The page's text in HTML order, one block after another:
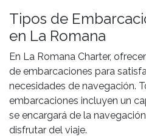
Tipos de
en La Romana
En La Romana Charter,
de embarcaciones para
necesidades de navegación.
embarcaciones incluyen un
se encargará de la
disfrutar del viaje.